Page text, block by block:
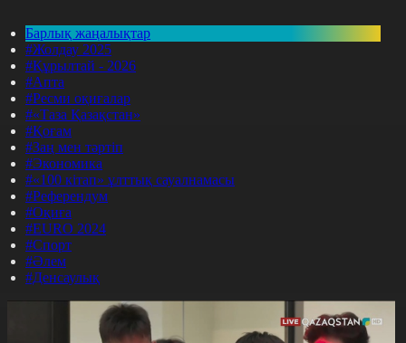
Барлық жаңалықтар
#Жолдау 2025
#Құрылтай - 2026
#Апта
#Ресми оқиғалар
#«Таза Қазақстан»
#Қоғам
#Заң мен тәртіп
#Экономика
#«100 кітап» ұлттық сауалнамасы
#Референдум
#Оқиға
#EURO 2024
#Спорт
#Әлем
#Денсаулық